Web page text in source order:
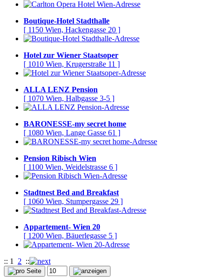
Boutique-Hotel Stadthalle
[ 1150 Wien, Hackengasse 20 ]
Hotel zur Wiener Staatsoper
[ 1010 Wien, Krugerstraße 11 ]
ALLA LENZ Pension
[ 1070 Wien, Halbgasse 3-5 ]
BARONESSE-my secret home
[ 1080 Wien, Lange Gasse 61 ]
Pension Ribisch Wien
[ 1100 Wien, Weidelstrasse 6 ]
Stadtnest Bed and Breakfast
[ 1060 Wien, Stumpergasse 29 ]
Appartement- Wien 20
[ 1200 Wien, Bäuerlegasse 5 ]
:: 1 2 ::